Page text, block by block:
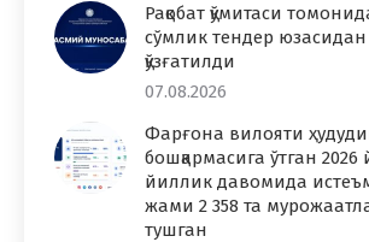
Рақобат қўмитаси
сўмлик тендер
қўзғатилди
07.08.2026
Фарғона вилояти
бошқармасига ўтган
йиллик давомида
жами 2 358 та
тушган